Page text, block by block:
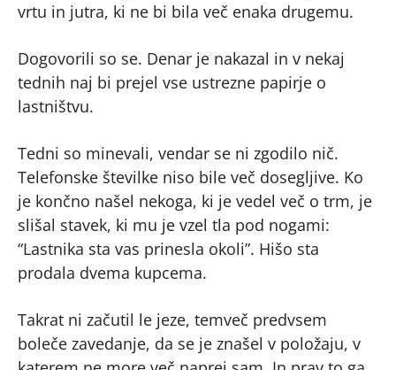
vrtu in jutra, ki ne bi bila več enaka drugemu.
Dogovorili so se. Denar je nakazal in v nekaj
tednih naj bi prejel vse ustrezne papirje o
lastništvu.
Tedni so minevali, vendar se ni zgodilo nič.
Telefonske številke niso bile več dosegljive. Ko
je končno našel nekoga, ki je vedel več o trm, je
slišal stavek, ki mu je vzel tla pod nogami:
“Lastnika sta vas prinesla okoli”. Hišo sta
prodala dvema kupcema.
Takrat ni začutil le jeze, temveč predvsem
boleče zavedanje, da se je znašel v položaju, v